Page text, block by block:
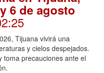
6 de agosto
Tijuana vivirá una
y cielos despejados.
toma precauciones ante el